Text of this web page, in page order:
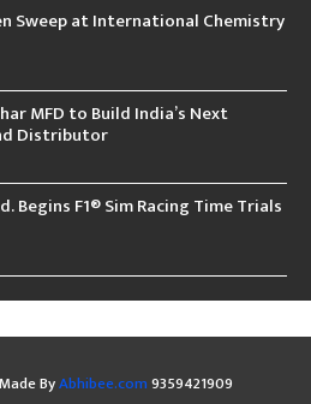
Sweep at International Chemistry
MFD to Build India’s Next
Distributor
Begins F1® Sim Racing Time Trials
ByAbhibee.com9359421909